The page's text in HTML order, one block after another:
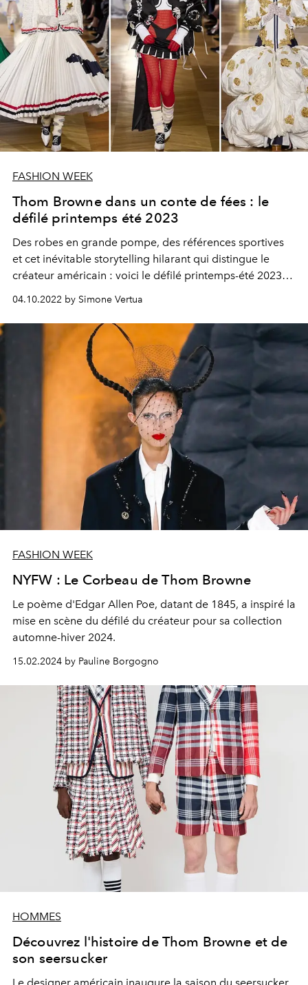
FASHION WEEK
Thom Browne dans un conte de fées : le
défilé printemps été 2023
Des robes en grande pompe, des références sportives
et cet inévitable storytelling hilarant qui distingue le
créateur américain : voici le défilé printemps-été 2023
04.10.2022 by Simone Vertua
FASHION WEEK
NYFW : Le Corbeau de Thom Browne
Le poème d'Edgar Allen Poe, datant de 1845, a inspiré la
mise en scène du défilé du créateur pour sa collection
automne-hiver 2024.
15.02.2024 by Pauline Borgogno
HOMMES
Découvrez l'histoire de Thom Browne et de
son seersucker